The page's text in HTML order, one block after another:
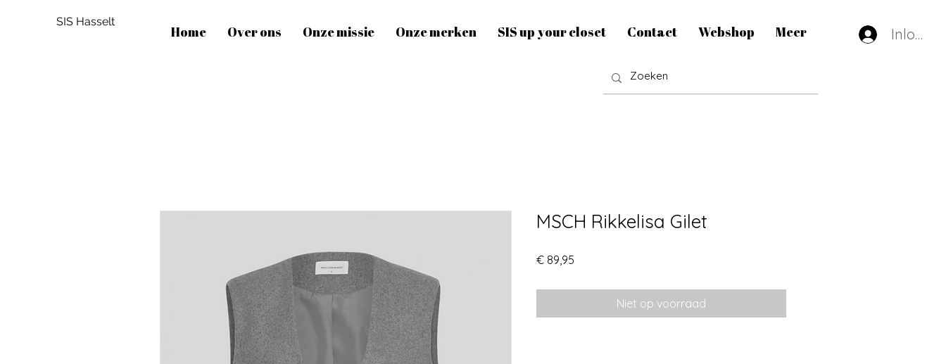
SIS Hasselt
Home Over ons Onze missie Onze merken SIS up your closet Contact Webshop Meer
MSCH Rikkelisa Gilet
€ 89,95
Niet op voorraad